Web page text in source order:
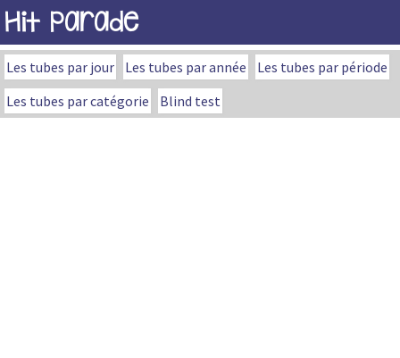
Hit Parade
Les tubes par jour Les tubes par année
Les tubes par période
Les tubes par catégorie
Blind test